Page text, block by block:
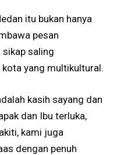
itu bukan hanya
pesan
saling
yang multikultural.
kasih sayang dan
dan Ibu terluka,
kami juga
dengan penuh